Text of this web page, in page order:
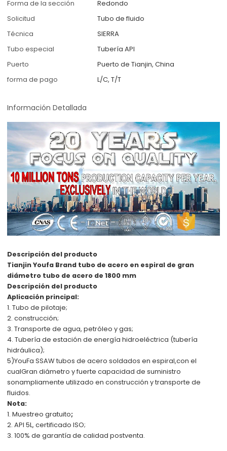
Forma de la sección
Redondo
Solicitud
Tubo de fluido
Técnica
SIERRA
Tubo especial
Tubería API
Puerto
Puerto de Tianjin, China
forma de pago
L/C, T/T
Información Detallada
Descripción del producto
Tianjin Youfa Brand tubo de acero en espiral de gran
diámetro tubo de acero de 1800 mm
Descripción del producto
Aplicación principal:
1. Tubo de pilotaje;
2. construcción;
3. Transporte de agua, petróleo y gas;
4. Tubería de estación de energía hidroeléctrica (tubería
hidráulica);
5)YouFa SSAW tubos de acero soldados en espiral,con el
cualGran diámetro y fuerte capacidad de suministro
sonampliamente utilizado en construcción y transporte de
fluidos.
Nota:
1. Muestreo gratuito;
2. API 5L, certificado ISO;
3. 100% de garantía de calidad postventa.